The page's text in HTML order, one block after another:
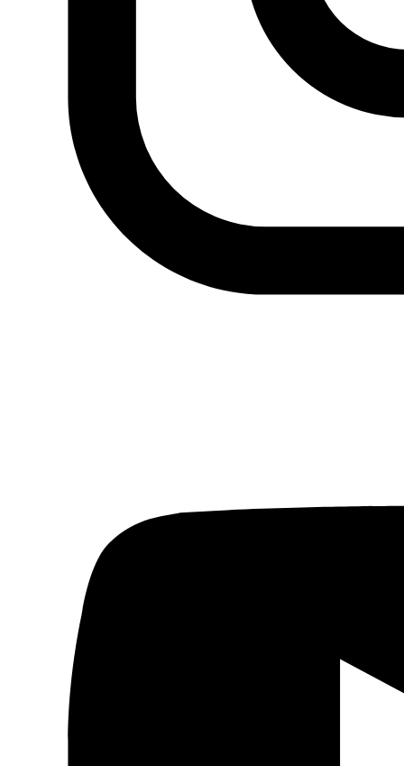
Charla-debate online: Argelia: tras
dos años de contestación, ¿a dónde va el Hirak?